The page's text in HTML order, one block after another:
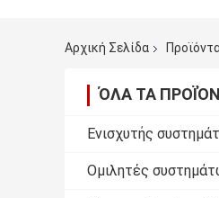
Αρχική Σελίδα
ΌΛΑ ΤΑ
Ενισχυτής
Ομιλητές